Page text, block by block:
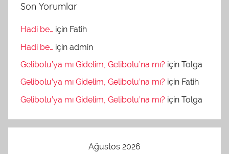
Son Yorumlar
Hadi be… için Fatih
Hadi be… için admin
Gelibolu’ya mı Gidelim, Gelibolu’na mı? için Tolga
Gelibolu’ya mı Gidelim, Gelibolu’na mı? için Fatih
Gelibolu’ya mı Gidelim, Gelibolu’na mı? için Tolga
Ağustos 2026